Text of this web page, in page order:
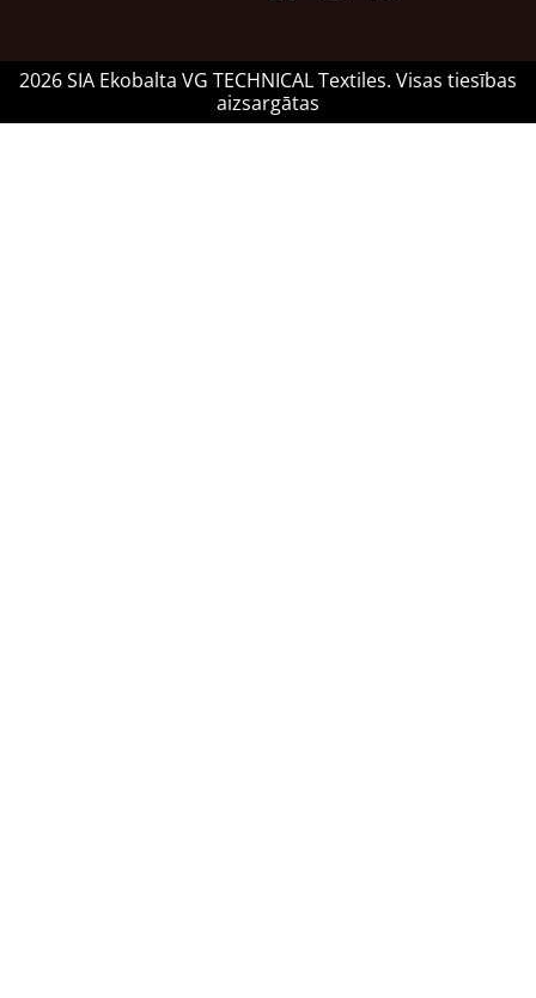
2026 SIA Ekobalta VG TECHNICAL Textiles. Visas tiesības
aizsargātas